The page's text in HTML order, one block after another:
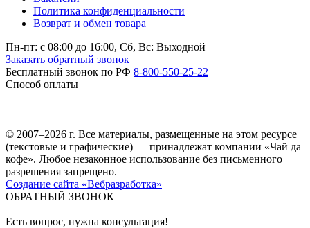
Политика конфиденциальности
Возврат и обмен товара
Пн-пт: c 08:00 до 16:00, Сб, Вс: Выходной
Заказать обратный звонок
Бесплатный звонок по РФ 8-800-550-25-22
Способ оплаты
© 2007–2026 г. Все материалы, размещенные на этом ресурсе
(текстовые и графические) — принадлежат компании «Чай да
кофе». Любое незаконное использование без письменного
разрешения запрещено.
Создание сайта «Вебразработка»
ОБРАТНЫЙ ЗВОНОК
Есть вопрос, нужна консультация!